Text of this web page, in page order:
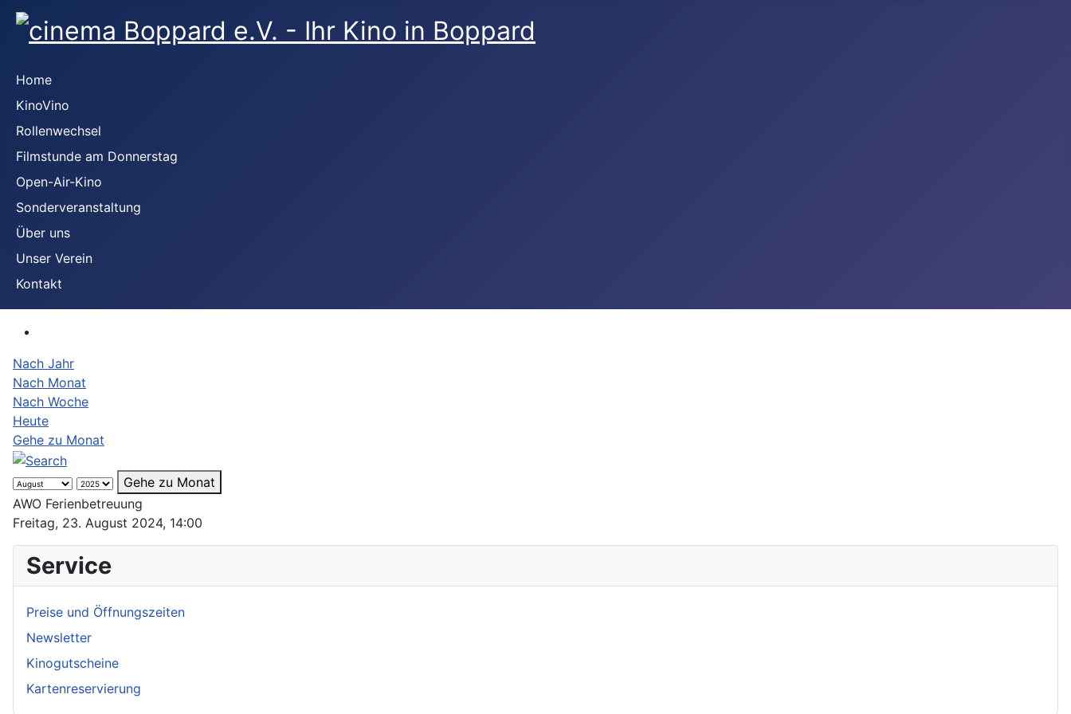
Home
KinoVino
Rollenwechsel
Filmstunde am Donnerstag
Open-Air-Kino
Sonderveranstaltung
Über uns
Unser Verein
Kontakt
Nach Jahr
Nach Monat
Nach Woche
Heute
Gehe zu Monat
Gehe zu Monat
AWO Ferienbetreuung
Freitag, 23. August 2024, 14:00
Service
Preise und Öffnungszeiten
Newsletter
Kinogutscheine
Kartenreservierung